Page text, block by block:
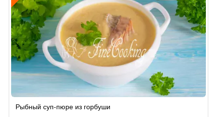
поРыбный суп-пюре из горбуши